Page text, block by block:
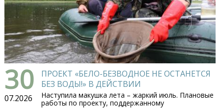
30
07.2026
ПРОЕКТ «БЕЛО-БЕЗВОДНОЕ НЕ ОСТАНЕТСЯ
БЕЗ ВОДЫ!» В ДЕЙСТВИИ
Наступила макушка лета – жаркий июль. Плановые
работы по проекту, поддержанному